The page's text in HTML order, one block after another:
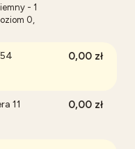
- 1
0,
0,00 zł
11
0,00 zł